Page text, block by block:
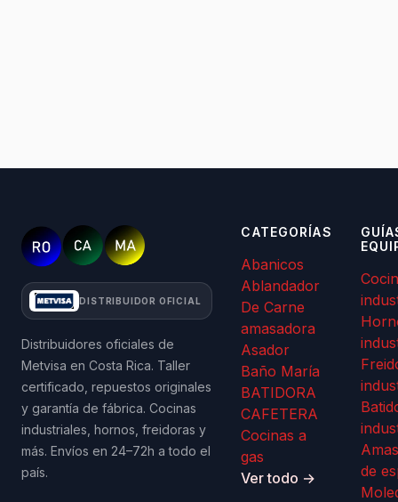
DISTRIBUIDOR OFICIAL
Distribuidores oficiales de
Metvisa en Costa Rica. Taller
certificado, repuestos originales
y garantía de fábrica. Cocinas
industriales, hornos, freidoras y
más. Envíos en 24–72h a todo el
país.
CATEGORÍAS
Abanicos
Ablandador
De Carne
amasadora
Asador
Baño María
BATIDORA
CAFETERA
Cocinas a
gas
Ver todo →
de